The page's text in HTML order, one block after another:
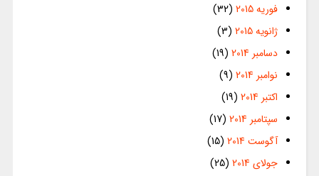
فوریه 2015
(32)
ژانویه 2015
(3)
دسامبر 2014
(19)
نوامبر 2014
(9)
اکتبر 2014
(19)
سپتامبر 2014
(17)
آگوست 2014
(15)
جولای 2014
(25)